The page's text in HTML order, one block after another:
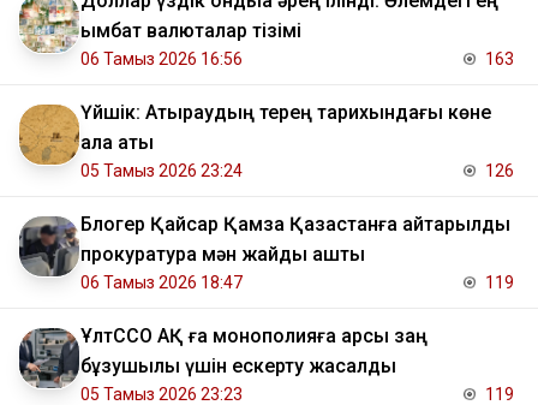
қымбат валюталар тізімі
06 Тамыз 2026 16:56 163
Үйшік: Атыраудың терең тарихындағы көне
қала аты
05 Тамыз 2026 23:24 126
Блогер Қайсар Қамза Қазақстанға қайтарылды
прокуратура мән жайды ашты
06 Тамыз 2026 18:47 119
ҰлтССО АҚ ға монополияға қарсы заң
бұзушылық үшін ескерту жасалды
05 Тамыз 2026 23:23 119